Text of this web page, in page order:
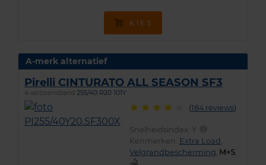
KIES
A-merk alternatief
Pirelli CINTURATO ALL SEASON SF3
4-seizoensband 255/40 R20 101Y
(184 reviews)
Snelheidsindex: Y
Kenmerken: Extra Load
Velgrandbescherming